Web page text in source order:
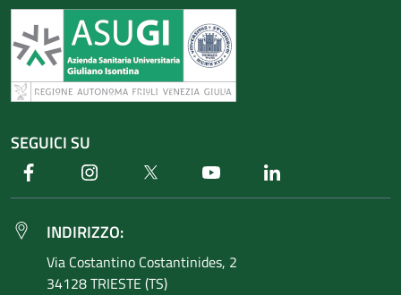
SEGUICI SU
Facebook Instagram Twitter Youtube
INDIRIZZO:
Via Costantino Costantinides, 2
34128 TRIESTE (TS)